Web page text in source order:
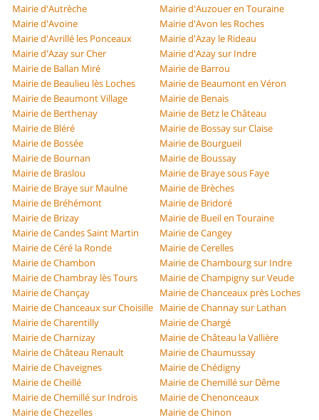
Mairie d'Autrèche
Mairie d'Auzouer en Touraine
Mairie d'Avoine
Mairie d'Avon les Roches
Mairie d'Avrillé les Ponceaux
Mairie d'Azay le Rideau
Mairie d'Azay sur Cher
Mairie d'Azay sur Indre
Mairie de Ballan Miré
Mairie de Barrou
Mairie de Beaulieu lès Loches
Mairie de Beaumont en Véron
Mairie de Beaumont Village
Mairie de Benais
Mairie de Berthenay
Mairie de Betz le Château
Mairie de Bléré
Mairie de Bossay sur Claise
Mairie de Bossée
Mairie de Bourgueil
Mairie de Bournan
Mairie de Boussay
Mairie de Braslou
Mairie de Braye sous Faye
Mairie de Braye sur Maulne
Mairie de Brèches
Mairie de Bréhémont
Mairie de Bridoré
Mairie de Brizay
Mairie de Bueil en Touraine
Mairie de Candes Saint Martin
Mairie de Cangey
Mairie de Céré la Ronde
Mairie de Cerelles
Mairie de Chambon
Mairie de Chambourg sur Indre
Mairie de Chambray lès Tours
Mairie de Champigny sur Veude
Mairie de Chançay
Mairie de Chanceaux près Loches
Mairie de Chanceaux sur Choisille Mairie de Channay sur Lathan
Mairie de Charentilly
Mairie de Chargé
Mairie de Charnizay
Mairie de Château la Vallière
Mairie de Château Renault
Mairie de Chaumussay
Mairie de Chaveignes
Mairie de Chédigny
Mairie de Cheillé
Mairie de Chemillé sur Dême
Mairie de Chemillé sur Indrois
Mairie de Chenonceaux
Mairie de Chezelles
Mairie de Chinon